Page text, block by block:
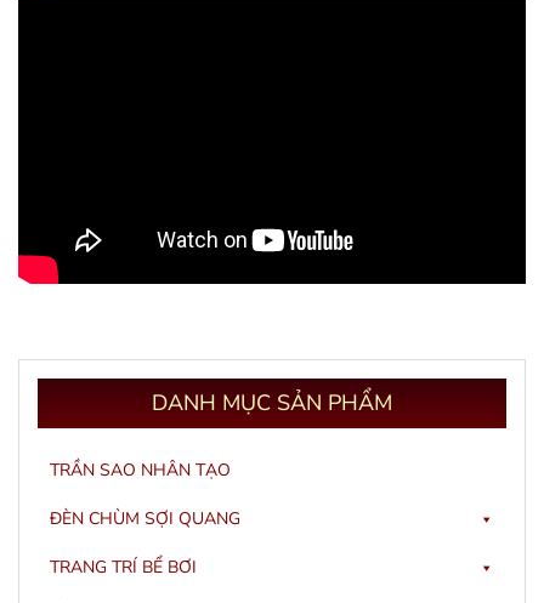
DANH MỤC SẢN PHẨM
TRẦN SAO NHÂN TẠO
ĐÈN CHÙM SỢI QUANG
TRANG TRÍ BỂ BƠI